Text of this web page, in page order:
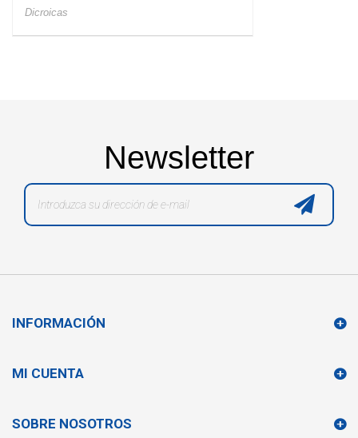
Dicroicas
Newsletter
INFORMACIÓN
MI CUENTA
SOBRE NOSOTROS